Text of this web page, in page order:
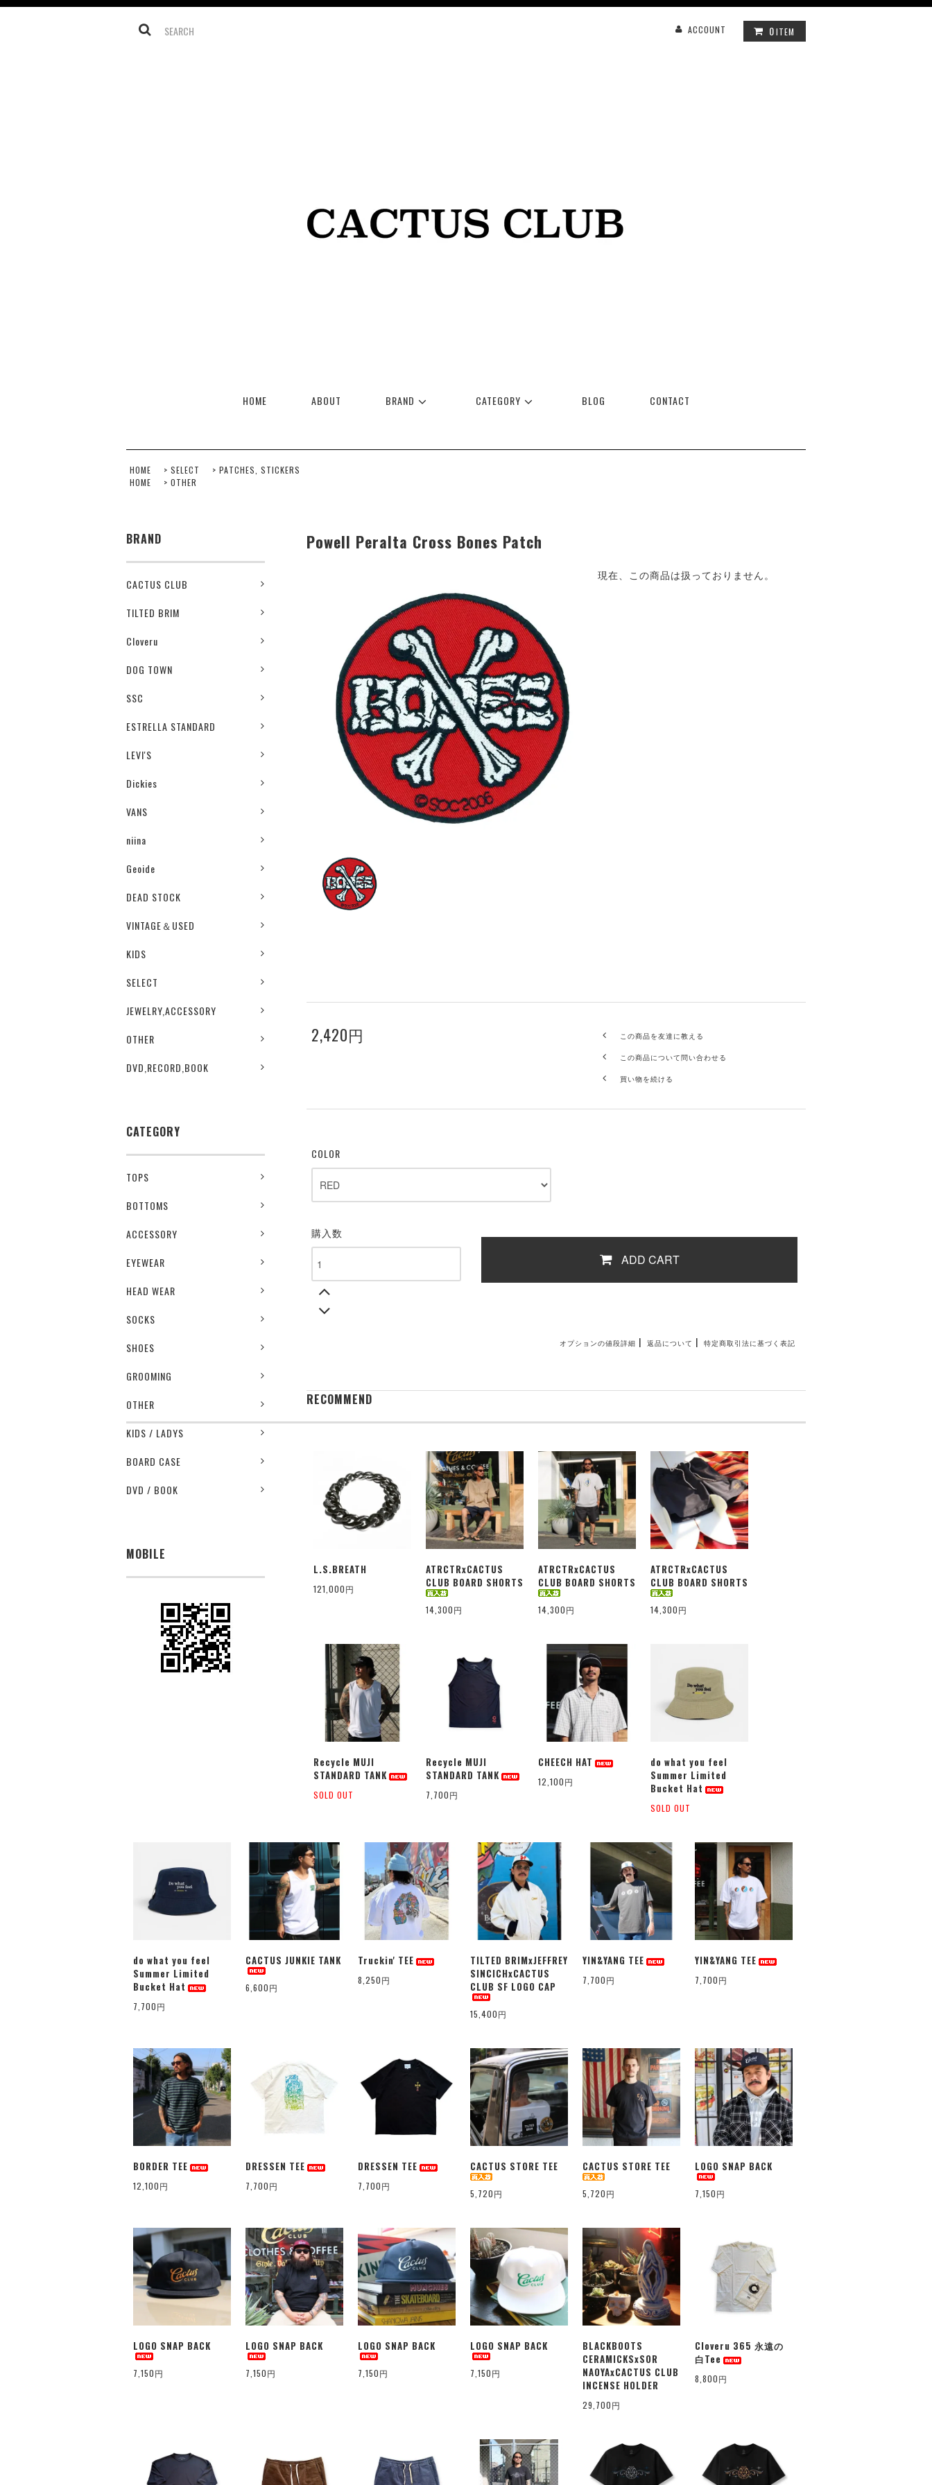
ACCOUNT 0ITEM
HOME ABOUT BRAND CATEGORY BLOG CONTACT
HOME > SELECT > PATCHES, STICKERS
HOME
> OTHER
BRAND
CACTUS CLUB
TILTED BRIM
Cloveru
DOG TOWN
SSC
ESTRELLA STANDARD
LEVI'S
Dickies
VANS
niina
Geoide
DEAD STOCK
VINTAGE＆USED
KIDS
SELECT
JEWELRY,ACCESSORY
OTHER
DVD,RECORD,BOOK
CATEGORY
TOPS
BOTTOMS
ACCESSORY
EYEWEAR
HEAD WEAR
SOCKS
SHOES
GROOMING
OTHER
KIDS / LADYS
BOARD CASE
DVD / BOOK
MOBILE
Powell Peralta Cross Bones Patch
現在、この商品は扱っておりません。
2,420円 この商品を友達に教える
この商品について問い合わせる
買い物を続ける
COLOR
購入数
ADD CART
オプションの値段詳細 | 返品について | 特定商取引法に基づく表記
RECOMMEND
L.S.BREATH
121,000円
ATRCTRxCACTUS
CLUB BOARD SHORTS
14,300円
ATRCTRxCACTUS
CLUB BOARD SHORTS
14,300円
ATRCTRxCACTUS
CLUB BOARD SHORTS
14,300円
Recycle MUJI
STANDARD TANK
SOLD OUT
Recycle MUJI
STANDARD TANK
7,700円
CHEECH HAT
12,100円
do what you feel
Summer Limited
Bucket Hat
SOLD OUT
do what you feel
Summer Limited
Bucket Hat
7,700円
CACTUS JUNKIE TANK
6,600円
Truckin' TEE
8,250円
TILTED BRIMxJEFFREY
SINCICHxCACTUS
CLUB SF LOGO CAP
15,400円
YIN&YANG TEE
7,700円
YIN&YANG TEE
7,700円
BORDER TEE
12,100円
DRESSEN TEE
7,700円
DRESSEN TEE
7,700円
CACTUS STORE TEE
5,720円
CACTUS STORE TEE
5,720円
LOGO SNAP BACK
7,150円
LOGO SNAP BACK
7,150円
LOGO SNAP BACK
7,150円
LOGO SNAP BACK
7,150円
LOGO SNAP BACK
7,150円
BLACKBOOTS
CERAMICKSxSOR
NAOYAxCACTUS CLUB
INCENSE HOLDER
29,700円
Cloveru 365 永遠の
白Tee
8,800円